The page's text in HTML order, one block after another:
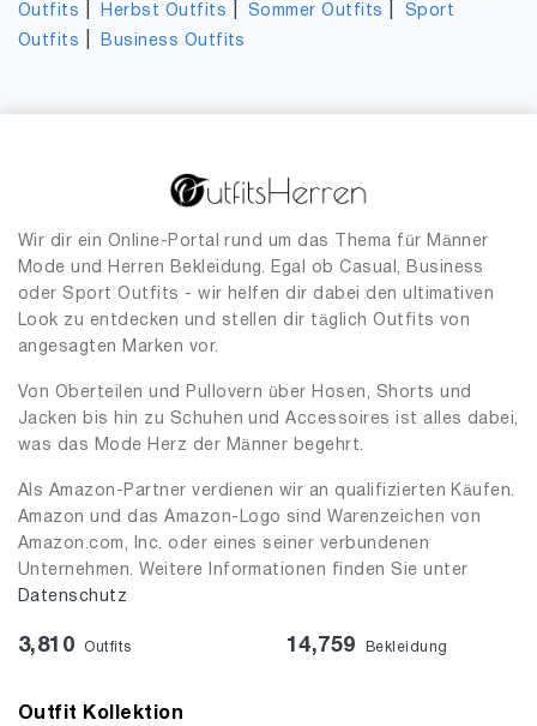
Outfits
Herbst Outfits Sommer Outfits
Sport
Outfits
Business Outfits
Wir dir ein Online-Portal rund um das Thema für Männer
Mode und Herren Bekleidung. Egal ob Casual, Business
oder Sport Outfits - wir helfen dir dabei den ultimativen
Look zu entdecken und stellen dir täglich Outfits von
angesagten Marken vor.
Von Oberteilen und Pullovern über Hosen, Shorts und
Jacken bis hin zu Schuhen und Accessoires ist alles dabei,
was das Mode Herz der Männer begehrt.
Als Amazon-Partner verdienen wir an qualifizierten Käufen.
Amazon und das Amazon-Logo sind Warenzeichen von
Amazon.com, Inc. oder eines seiner verbundenen
Unternehmen. Weitere Informationen finden Sie unter
Datenschutz
3,810 Outfits 14,759 Bekleidung
Outfit Kollektion